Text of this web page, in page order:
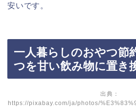
安いです。
一人暮らしのおやつ
つを甘い飲み物に置き
出典：
https://pixabay.com/ja/photos/